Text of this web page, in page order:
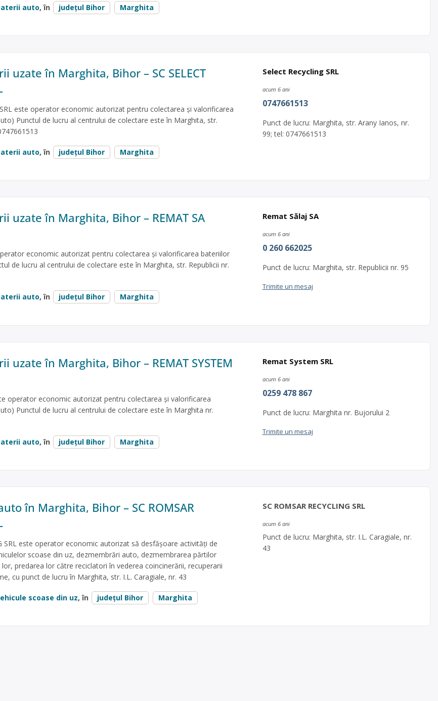
auto, în județul Bihor Marghita
uzate în Marghita, Bihor – SC SELECT
SRL este operator economic autorizat pentru colectarea și valorificarea
Punctul de lucru al centrului de colectare este în Marghita, str.
auto, în județul Bihor Marghita
Select Recycling SRL
acum 6 ani
0747661513
Punct de lucru: Marghita, str. Arany Ianos, nr.
99; tel: 0747661513
uzate în Marghita, Bihor – REMAT SA
economic autorizat pentru colectarea și valorificarea bateriilor
de lucru al centrului de colectare este în Marghita, str. Republicii nr.
auto, în județul Bihor Marghita
Remat Sălaj SA
acum 6 ani
0 260 662025
Punct de lucru: Marghita, str. Republicii nr. 95
Trimite un mesaj
uzate în Marghita, Bihor – REMAT SYSTEM
operator economic autorizat pentru colectarea și valorificarea
Punctul de lucru al centrului de colectare este în Marghita nr.
auto, în județul Bihor Marghita
Remat System SRL
acum 6 ani
0259 478 867
Punct de lucru: Marghita nr. Bujorului 2
Trimite un mesaj
în Marghita, Bihor – SC ROMSAR
SRL este operator economic autorizat să desfăşoare activităţi de
scoase din uz, dezmembrări auto, dezmembrarea părtilor
predarea lor către reciclatori în vederea coincinerării, recuperarii
cu punct de lucru în Marghita, str. I.L. Caragiale, nr. 43
scoase din uz, în județul Bihor Marghita
SC ROMSAR RECYCLING SRL
acum 6 ani
Punct de lucru: Marghita, str. I.L. Caragiale, nr.
43